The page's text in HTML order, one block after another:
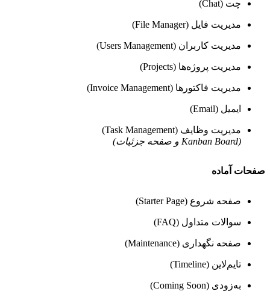
چت (Chat)
مدیریت فایل (File Manager)
مدیریت کاربران (Users Management)
مدیریت پروژه‌ها (Projects)
مدیریت فاکتورها (Invoice Management)
ایمیل (Email)
مدیریت وظایف (Task Management)
(Kanban Board و صفحه جزئیات)
صفحات آماده
صفحه شروع (Starter Page)
سوالات متداول (FAQ)
صفحه نگهداری (Maintenance)
تایم‌لاین (Timeline)
به‌زودی (Coming Soon)